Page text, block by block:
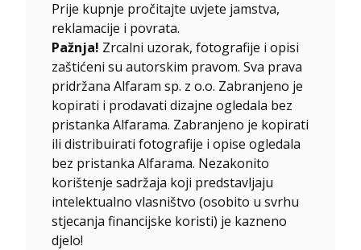
Prije kupnje pročitajte uvjete jamstva,
reklamacije i povrata.
Pažnja! Zrcalni uzorak, fotografije i opisi
zaštićeni su autorskim pravom. Sva prava
pridržana Alfaram sp. z o.o. Zabranjeno je
kopirati i prodavati dizajne ogledala bez
pristanka Alfarama. Zabranjeno je kopirati
ili distribuirati fotografije i opise ogledala
bez pristanka Alfarama. Nezakonito
korištenje sadržaja koji predstavljaju
intelektualno vlasništvo (osobito u svrhu
stjecanja financijske koristi) je kazneno
djelo!